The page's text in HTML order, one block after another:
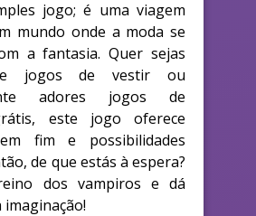
jogo; é uma viagem
mundo onde a moda se
a fantasia. Quer sejas
jogos de vestir ou
adores jogos de
este jogo oferece
fim e possibilidades
de que estás à espera?
dos vampiros e dá